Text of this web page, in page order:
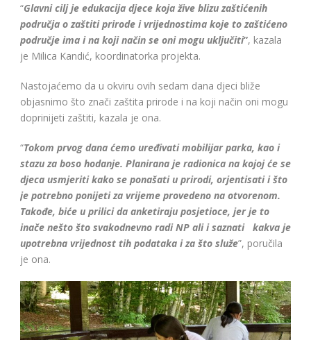
“Glavni cilj je edukacija djece koja žive blizu zaštićenih
područja o zaštiti prirode i vrijednostima koje to zaštićeno
područje ima i na koji način se oni mogu uključiti”, kazala
je Milica Kandić, koordinatorka projekta.
Nastojaćemo da u okviru ovih sedam dana djeci bliže
objasnimo što znači zaštita prirode i na koji način oni mogu
doprinijeti zaštiti, kazala je ona.
“Tokom prvog dana ćemo uređivati mobilijar parka, kao i
stazu za boso hodanje. Planirana je radionica na kojoj će se
djeca usmjeriti kako se ponašati u prirodi, orjentisati i što
je potrebno ponijeti za vrijeme provedeno na otvorenom.
Takođe, biće u prilici da anketiraju posjetioce, jer je to
inače nešto što svakodnevno radi NP ali i saznati kakva je
upotrebna vrijednost tih podataka i za što služe”, poručila
je ona.